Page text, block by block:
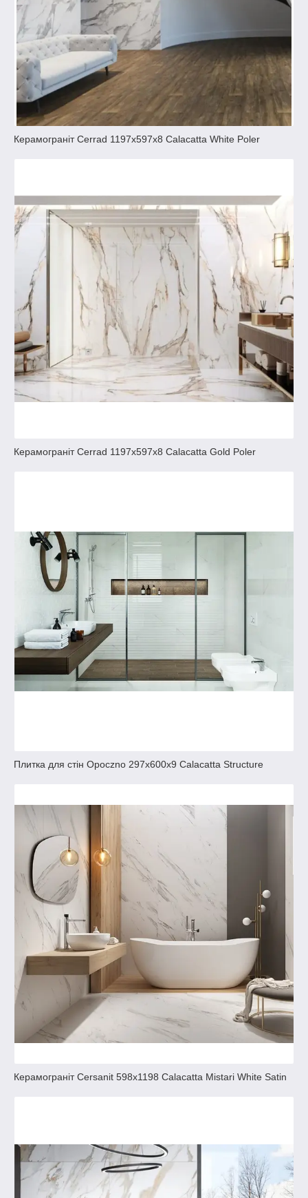
Керамограніт Cerrad 1197x597x8 Calacatta White Poler
Керамограніт Cerrad 1197x597x8 Calacatta Gold Poler
Плитка для стін Opoczno 297x600х9 Calacatta Structure
Керамограніт Cersanit 598x1198 Calacatta Mistari White Satin